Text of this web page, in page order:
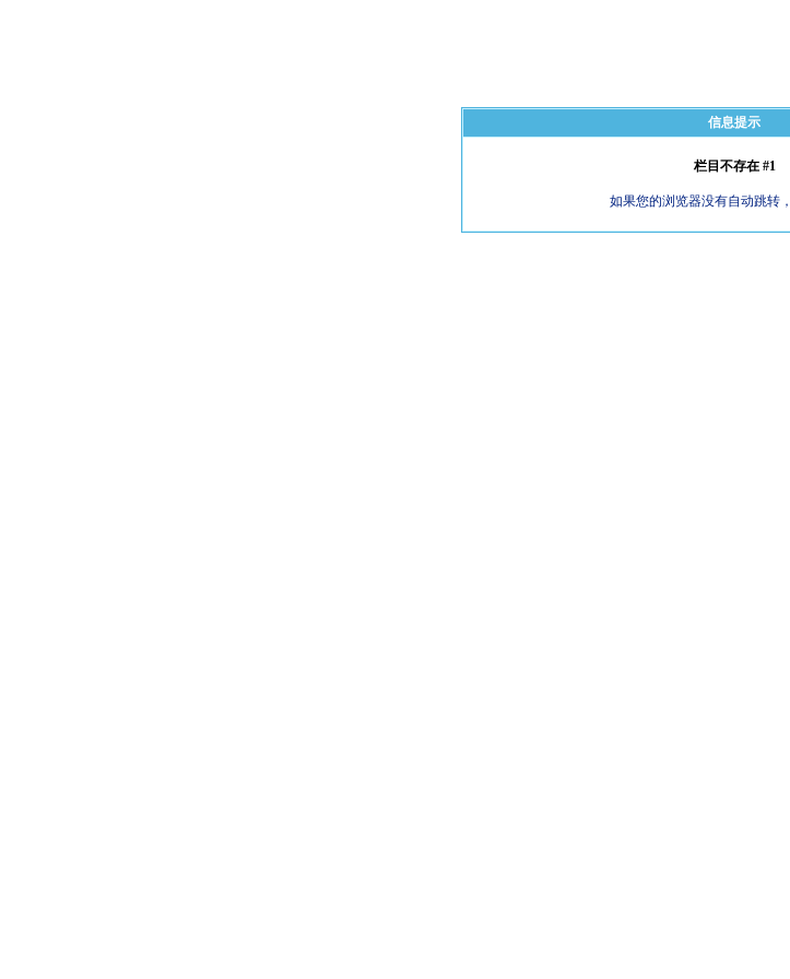
信息提示
栏目不存在 #1
如果您的浏览器没有自动跳转